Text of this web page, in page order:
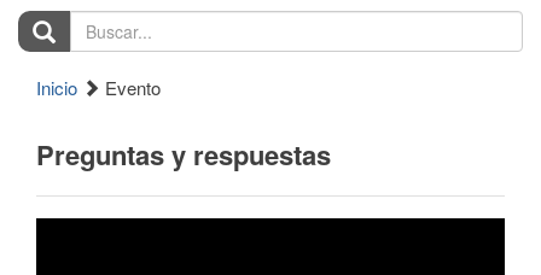
Buscar...
Inicio Evento
Preguntas y respuestas